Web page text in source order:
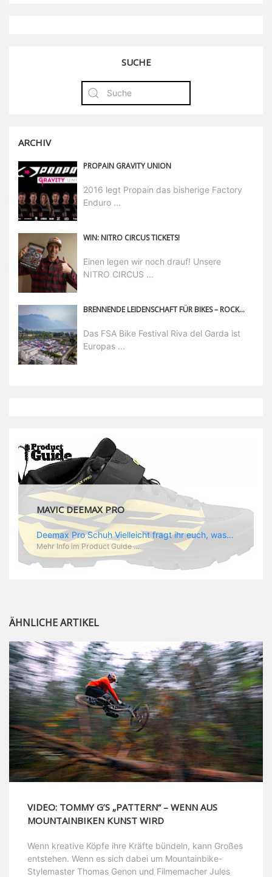
SUCHE
ARCHIV
PROPAIN GRAVITY UNION
2016 legt Propain das bisherige Factory
Enduro ...
WIN: NITRO CIRCUS TICKETS!
Einen legen wir noch drauf! Unsere
NITRO CIRCUS ...
BRENNENDE LEIDENSCHAFT FÜR BIKES – ROCKS ON FIRE BEIM FSA BIKE FESTIVAL RIVA DEL GARDA
Das FSA Bike Festival Riva del Garda ist
Europas ...
MAVIC DEEMAX PRO
Deemax Pro Schuh Vielleicht fragt ihr euch, was ein Schuh mit Deemax zu tun hat? Nun, hier spielt vor allem der Einsatzzweck eine Rolle: Deemax steht für Gravity pur und dafür ist auch der neue Schuh gedacht, der vor allem den Ideen von Downhill Legende Fabien Barel entspricht. Der Schuh soll ganz der Deemax Philosophie entsprechen: kompromisslose Funktion, effizient und hoher Komfort standen auf der Wunschliste von Fabien. Und das kam dabei heraus: - die neue „Energy Grip AM“ Sohle bietet maximale Stabilität und optimalen Grip auf dem Pedal. - die „Ergo Fit“ Innensohle soll super hohen Komfort bieten und optimal sitzen und zwar den ganzen Tag lang. - eine 3D-Mesch-Konstruktion soll den Fuß belüften und sowohl bei Sonne also auch unter kühlen Bedingungen für optimales Fußklima sorgen - die Assymetrische Konstruktion mit höherem Seitenteil innen soll den Knöchel optimal schützen - extra Schutz für die Zehen und die Fersen
Mehr Info im Product Guide ...
ÄHNLICHE ARTIKEL
VIDEO: TOMMY G’S „PATTERN“ – WENN AUS
MOUNTAINBIKEN KUNST WIRD
Wenn kreative Köpfe ihre Kräfte bündeln, kann Großes
entstehen. Wenn es sich dabei um Mountainbike-
Stylemaster Thomas Genon und Filmemacher Jules